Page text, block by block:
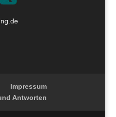
Impressum
Antworten